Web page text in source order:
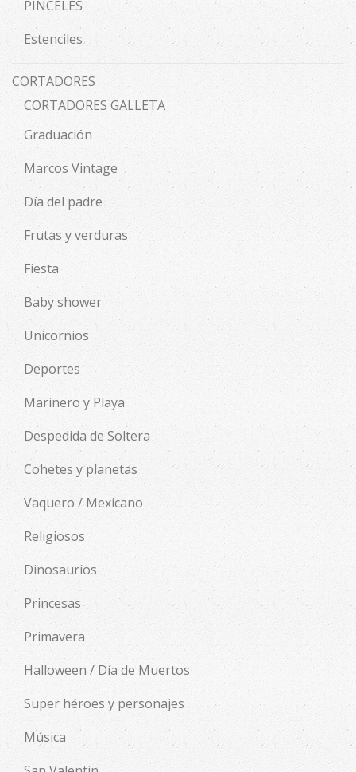
PINCELES
Estenciles
CORTADORES
CORTADORES GALLETA
Graduación
Marcos Vintage
Día del padre
Frutas y verduras
Fiesta
Baby shower
Unicornios
Deportes
Marinero y Playa
Despedida de Soltera
Cohetes y planetas
Vaquero / Mexicano
Religiosos
Dinosaurios
Princesas
Primavera
Halloween / Día de Muertos
Super héroes y personajes
Música